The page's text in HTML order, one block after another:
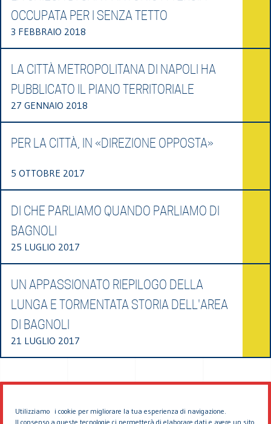
Utilizziamo i cookie per migliorare la tua esperienza di navigazione.
Il consenso a queste tecnologie ci permetterà di elaborare dati e avere un sito
OCCUPATA PER I SENZA TETTO
3 FEBBRAIO 2018
LA CITTÀ METROPOLITANA DI NAPOLI HA
PUBBLICATO IL PIANO TERRITORIALE
27 GENNAIO 2018
PER LA CITTÀ, IN «DIREZIONE OPPOSTA»
5 OTTOBRE 2017
DI CHE PARLIAMO QUANDO PARLIAMO DI
BAGNOLI
25 LUGLIO 2017
UN APPASSIONATO RIEPILOGO DELLA
LUNGA E TORMENTATA STORIA DELL'AREA
DI BAGNOLI
21 LUGLIO 2017